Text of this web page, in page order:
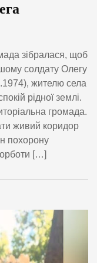
зібралася, щоб
солдату Олегу
жителю села
рідної землі.
громада.
живий коридор
похорону
[…]